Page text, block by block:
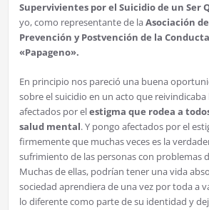
Supervivientes por el Suicidio de un Ser
yo, como representante de laAsociación
Prevención y Postvención de la
«Papageno».
En principio nos pareció una buena
sobre el suicidio en un acto que reivindicaba
afectados por elestigma que rodea a
salud mental. Y pongo afectados por el
firmemente que muchas veces es la
sufrimiento de las personas con problemas
Muchas de ellas, podrían tener una vida
sociedad aprendiera de una vez por toda a
lo diferente como parte de su identidad y